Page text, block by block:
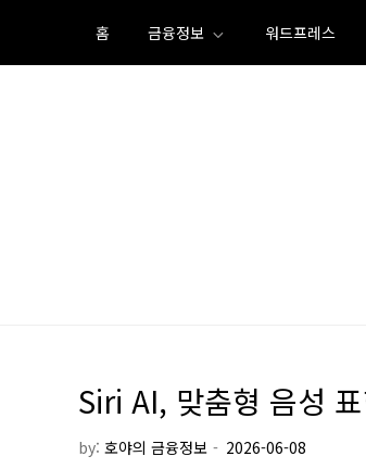
content
홈 금융정보 워드프레스
Siri AI, 맞춤형 음성
by: 호야의 금융정보